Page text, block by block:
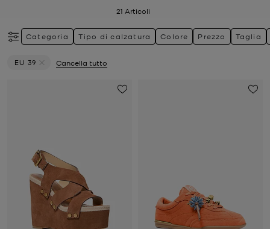
21 Articoli
Categoria Tipo di calzatura Colore Prezzo Taglia
EU 39
Cancella tutto